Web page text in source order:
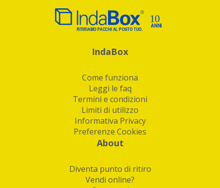
IndaBox
Come funziona
Leggi le faq
Termini e condizioni
Limiti di utilizzo
Informativa Privacy
Preferenze Cookies
About
Diventa punto di ritiro
Vendi online?